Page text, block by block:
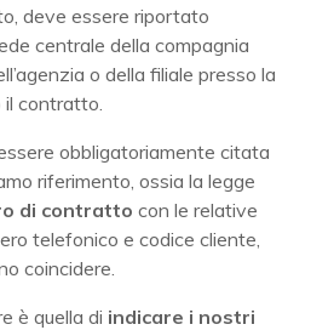
deve essere riportato
centrale della compagnia
o della filiale presso la
contratto.
obbligatoriamente citata
riferimento, ossia la legge
di contratto con le relative
telefonico e codice cliente,
coincidere.
è quella di indicare i nostri